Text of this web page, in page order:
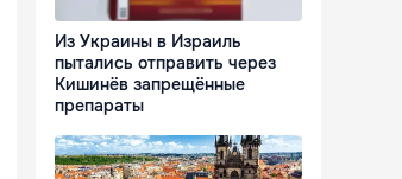
Из Украины в Израиль
пытались отправить через
Кишинёв запрещённые
препараты